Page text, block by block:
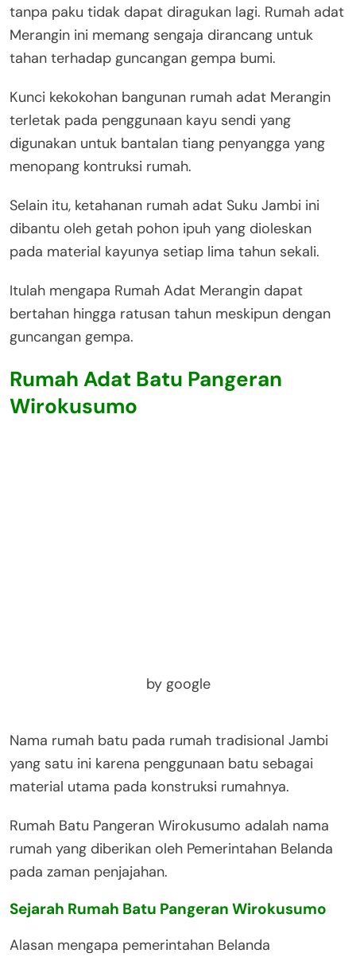
tanpa paku tidak dapat diragukan lagi. Rumah adat
Merangin ini memang sengaja dirancang untuk
tahan terhadap guncangan gempa bumi.
Kunci kekokohan bangunan rumah adat Merangin
terletak pada penggunaan kayu sendi yang
digunakan untuk bantalan tiang penyangga yang
menopang kontruksi rumah.
Selain itu, ketahanan rumah adat Suku Jambi ini
dibantu oleh getah pohon ipuh yang dioleskan
pada material kayunya setiap lima tahun sekali.
Itulah mengapa Rumah Adat Merangin dapat
bertahan hingga ratusan tahun meskipun dengan
guncangan gempa.
Rumah Adat Batu Pangeran
Wirokusumo
by google
Nama rumah batu pada rumah tradisional Jambi
yang satu ini karena penggunaan batu sebagai
material utama pada konstruksi rumahnya.
Rumah Batu Pangeran Wirokusumo adalah nama
rumah yang diberikan oleh Pemerintahan Belanda
pada zaman penjajahan.
Sejarah Rumah Batu Pangeran Wirokusumo
Alasan mengapa pemerintahan Belanda